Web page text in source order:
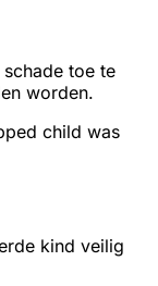
toe te
worden.
child was
kind veilig